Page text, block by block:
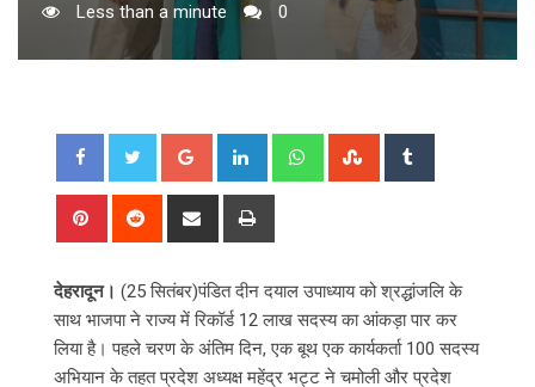
Less than a minute
0
Google+ LinkedIn WhatsappStumbleUpon
Pinterest Reddit
Share
देहरादून। (25 सितंबर)पंडित दीन दयाल उपाध्याय को श्रद्धांजलि के
साथ भाजपा ने राज्य में रिकॉर्ड 12 लाख सदस्य का आंकड़ा पार कर
लिया है। पहले चरण के अंतिम दिन, एक बूथ एक कार्यकर्ता 100 सदस्य
अभियान के तहत प्रदेश अध्यक्ष महेंद्र भट्ट ने चमोली और प्रदेश